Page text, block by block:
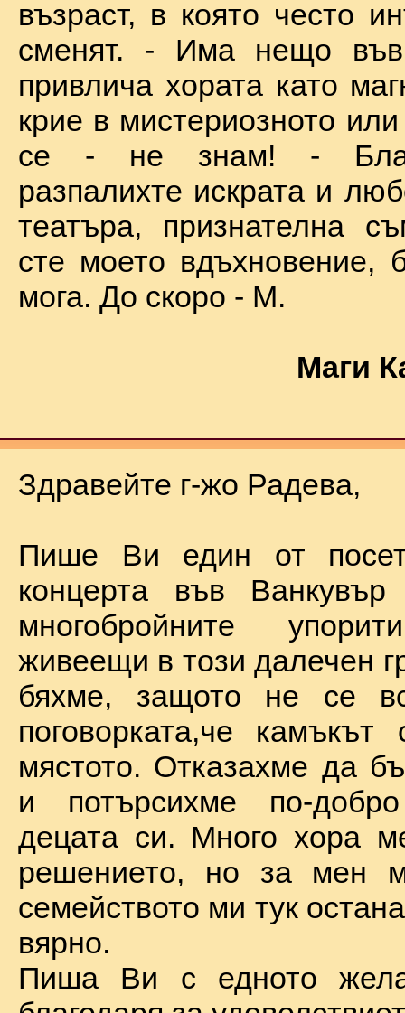
възраст, в която често
сменят. - Има нещо във
привлича хората като
крие в мистериозното
се - не знам! -
разпалихте искрата и
театъра, признателна
сте моето вдъхновение,
мога. До скоро - М.
Маги
Здравейте г-жо Радева,
Пише Ви един от
концерта във
многобройните
живеещи в този далечен
бяхме, защото не се
поговорката,че
мястото. Отказахме да
и потърсихме по-
децата си. Много хора
решението, но за мен
семейството ми тук
вярно.
Пиша Ви с едното